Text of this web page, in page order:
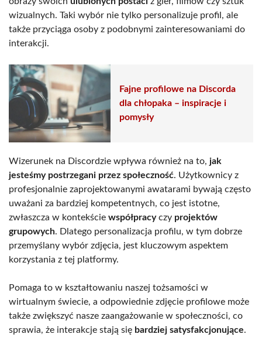
wizualnych. Taki wybór nie tylko personalizuje profil, ale
także przyciąga osoby z podobnymi zainteresowaniami do
interakcji.
Fajne profilowe na Discorda
dla chłopaka – inspiracje i
pomysły
Wizerunek na Discordzie wpływa również na to, jak
jesteśmy postrzegani przez społeczność. Użytkownicy z
profesjonalnie zaprojektowanymi awatarami bywają często
uważani za bardziej kompetentnych, co jest istotne,
zwłaszcza w kontekście współpracyczy projektów
grupowych. Dlatego personalizacja profilu, w tym dobrze
przemyślany wybór zdjęcia, jest kluczowym aspektem
korzystania z tej platformy.
Pomaga to w kształtowaniu naszej tożsamości w
wirtualnym świecie, a odpowiednie zdjęcie profilowe może
także zwiększyć nasze zaangażowanie w społeczności, co
sprawia, że interakcje stają się bardziej satysfakcjonujące.